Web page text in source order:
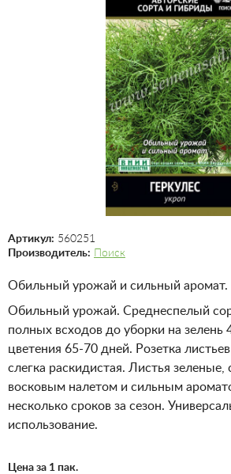
Артикул: 560251
Производитель: Поиск
Обильный урожай и сильный аромат.
Обильный урожай. Среднеспелый
полных всходов до уборки на зелень
цветения 65-70 дней. Розетка
слегка раскидистая. Листья
восковым налетом и сильным
несколько сроков за сезон.
использование.
Цена за 1 пак.